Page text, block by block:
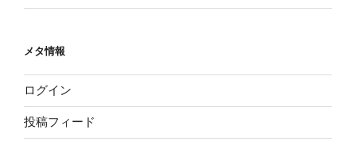
メタ情報
ログイン
投稿フィード